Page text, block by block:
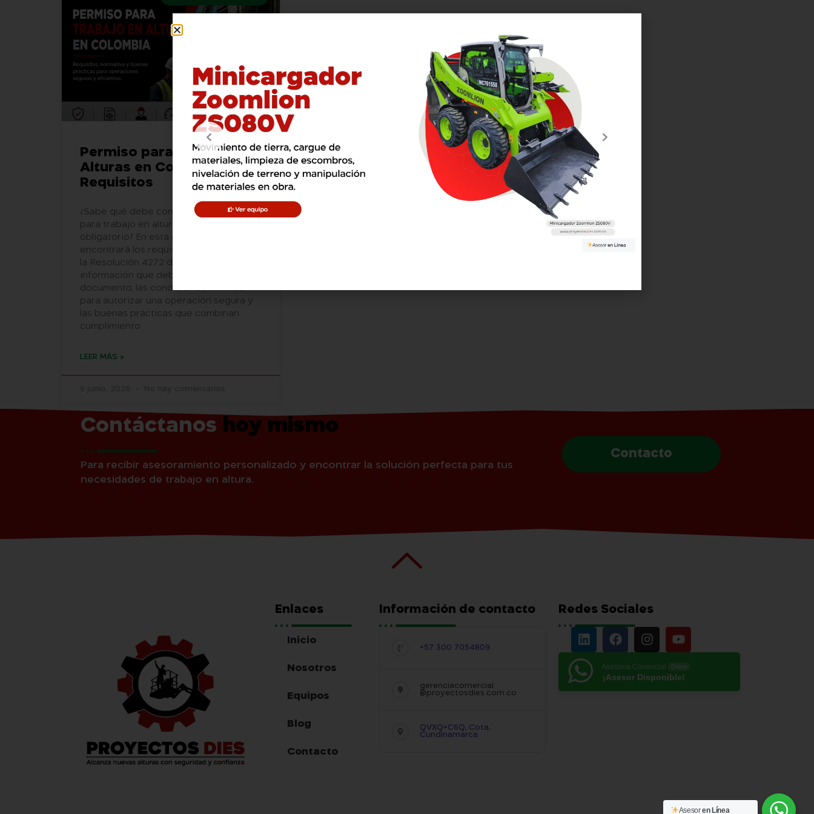
Permiso para Trabajo en
Alturas en Colombia:
Requisitos
¿Sabe qué debe contener un permiso
para trabajo en alturas y cuándo es
obligatorio? En esta guía completa
encontrará los requisitos legales según
la Resolución 4272 de 2021, la
información que debe incluir el
documento, las condiciones mínimas
para autorizar una operación segura y
las buenas prácticas que combinan
cumplimiento
LEER MÁS »
Contáctanos hoy mismo
Para recibir asesoramiento personalizado y encontrar la solución perfecta para tus
necesidades de trabajo en altura.
Contacto
Enlaces
Inicio
Nosotros
Equipos
Blog
Contacto
Información de contacto
+57 300 7054809
gerenciacomercial
@proyectosdies.com.co
QVXQ+C6Q, Cota,
Cundinamarca
Redes Sociales
Asesoría Comercial
¡Asesor Disponible!
Asesoren Línea